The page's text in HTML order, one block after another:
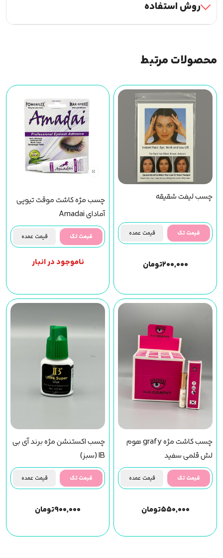
روش استفاده
محصولات مرتبط
چسب لیفت شقیقه
قیمت تک قیمت عمده
۲۰۰,۰۰۰تومان
چسب مژه کاشت موقت تیوپی
آمادای Amadai
قیمت تک قیمت عمده
ناموجود در انبار
چسب کاشت مژه grafy هوم
لش قلمی سفید
قیمت تک قیمت عمده
۵۵۰,۰۰۰تومان
چسب اکستنشن مژه برند آی بی
IB (سبز)
قیمت تک قیمت عمده
۹۰۰,۰۰۰تومان